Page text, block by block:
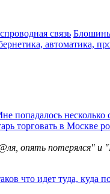
связь
автоматика,
попадалось
торговать в Москве
опять потерялся" и
что идет туда,